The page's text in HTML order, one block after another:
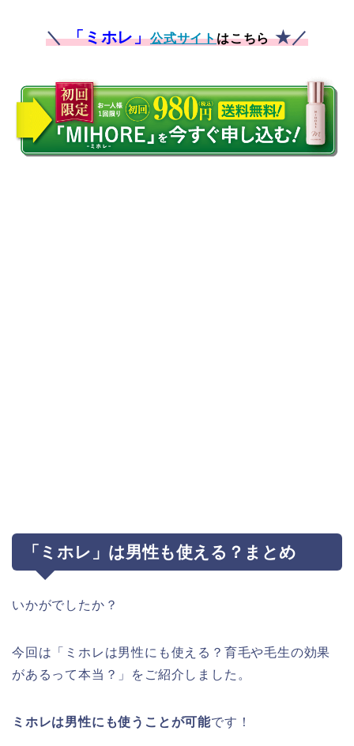
＼「ミホレ」公式サイトはこちら★／
「ミホレ」は男性も使える？まとめ
いかがでしたか？
今回は「ミホレは男性にも使える？育毛や毛生の効果
があるって本当？」をご紹介しました。
ミホレは男性にも使うことが可能です！